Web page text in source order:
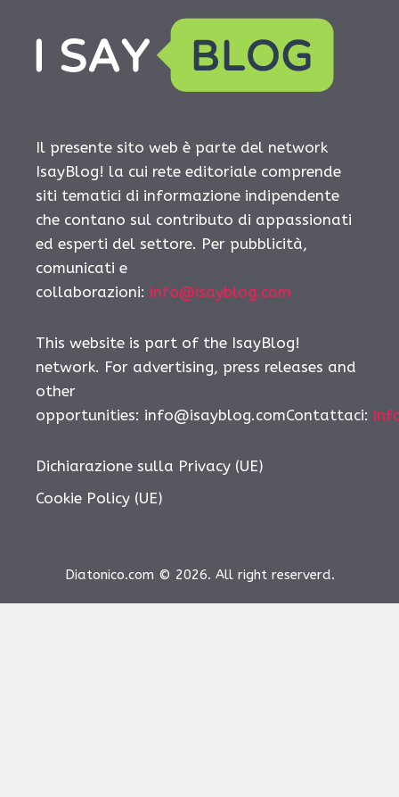
Il presente sito web è parte del network
IsayBlog! la cui rete editoriale comprende
siti tematici di informazione indipendente
che contano sul contributo di appassionati
ed esperti del settore. Per pubblicità,
comunicati e
collaborazioni: info@isayblog.com
This website is part of the IsayBlog!
network. For advertising, press releases and
other
opportunities: info@isayblog.comContattaci:
Dichiarazione sulla Privacy (UE)
Cookie Policy (UE)
Diatonico.com © 2026. All right reserverd.